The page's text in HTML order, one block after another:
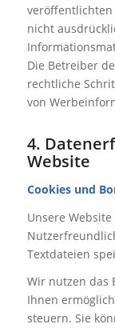
veröffentlichten
nicht
Die Betreiber
rechtliche
von
4.
Website
Cookies und
Unsere
Textdateien
Wir nutzen das
Ihnen
steuern. Sie